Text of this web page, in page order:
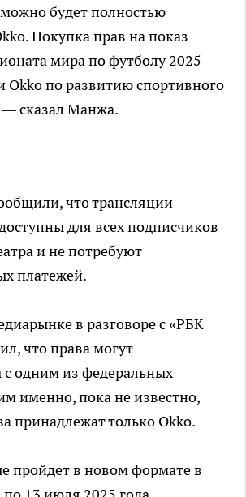
будет полностью
Покупка прав на показ
мира по футболу 2025 —
Okko по развитию спортивного
— сказал Манжа.
что трансляции
для всех подписчиков
и не потребуют
платежей.
в разговоре с «РБК
что права могут
одним из федеральных
именно, пока не известно,
принадлежат только Okko.
пройдет в новом формате в